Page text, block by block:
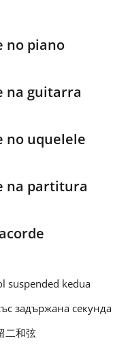
no piano
na guitarra
no uquelele
na partitura
suspended kedua
задържана секунда
二和弦